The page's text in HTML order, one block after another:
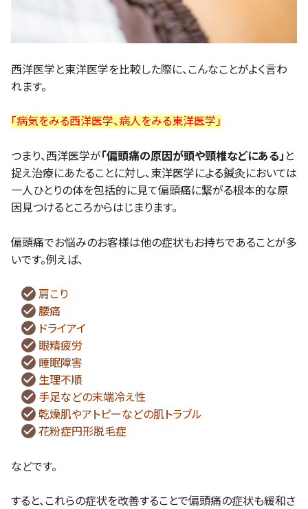
西洋医学と東洋医学を比較した際に、こんなことがよく言わ
れます。
「病気をみる西洋医学、病人をみる東洋医学」
つまり、西洋医学が「偏頭痛の原因が頭や頸椎などにある」 と
捉え治療にあたることに対し、東洋医学による鍼灸においては
一人ひとりの体を包括的に見て偏頭痛に繋がる根本的な原
因見つけるところからはじまります。
偏頭痛でお悩みのお客様は他の症状もお持ちであることが多
いです。例えば、
肩こり
腰痛
ドライアイ
眼精疲労
睡眠障害
生理不順
手足などの末端冷え性
乾燥肌やアトピーなどの肌トラブル
花粉症円形脱毛症
などです。
すると、これらの症状を改善することで偏頭痛の症状も緩和さ